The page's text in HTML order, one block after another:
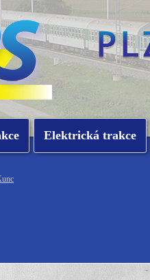
Elektrická trakce